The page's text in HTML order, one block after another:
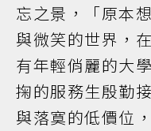
忘之景，「原本
與微笑的世界，
有年輕俏麗的大
掬的服務生殷勤
與落寞的低價位